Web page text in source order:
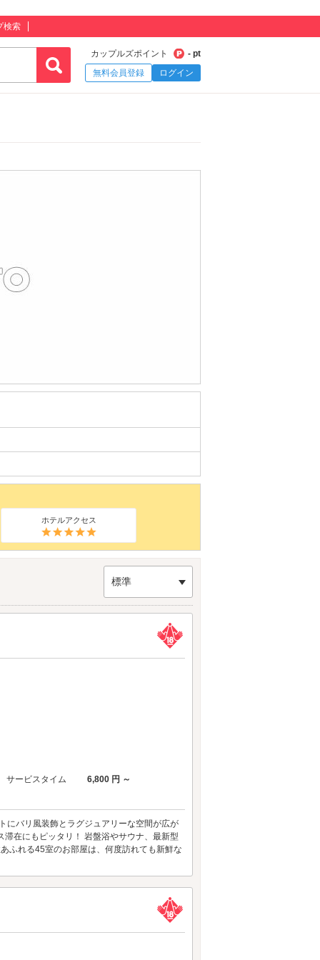
検索
カップルズポイント
- pt
無料会員登録
ログイン
ホテルアクセス
標準
サービスタイム 6,800 円 ～
にバリ風装飾とラグジュアリーな空間が広が
在にもピッタリ！ 岩盤浴やサウナ、最新型
ふれる45室のお部屋は、何度訪れても新鮮な